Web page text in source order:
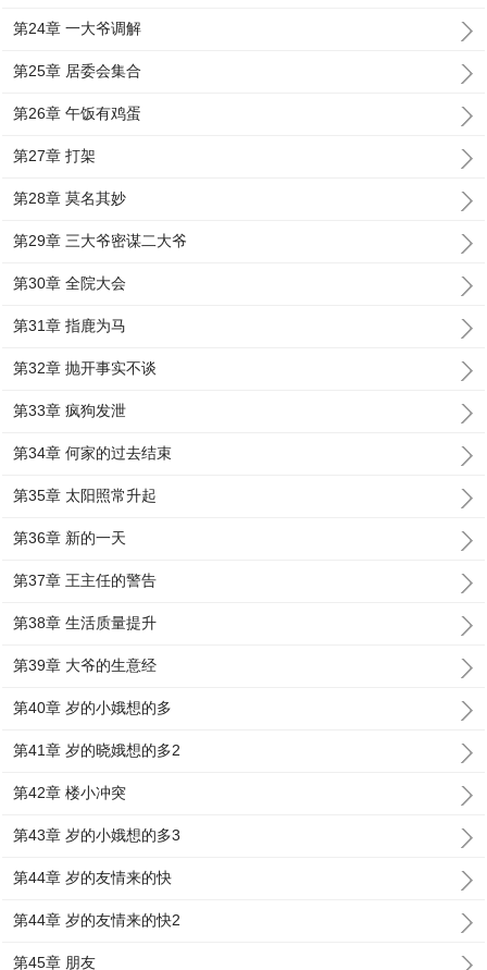
第24章 一大爷调解
第25章 居委会集合
第26章 午饭有鸡蛋
第27章 打架
第28章 莫名其妙
第29章 三大爷密谋二大爷
第30章 全院大会
第31章 指鹿为马
第32章 抛开事实不谈
第33章 疯狗发泄
第34章 何家的过去结束
第35章 太阳照常升起
第36章 新的一天
第37章 王主任的警告
第38章 生活质量提升
第39章 大爷的生意经
第40章 岁的小娥想的多
第41章 岁的晓娥想的多2
第42章 楼小冲突
第43章 岁的小娥想的多3
第44章 岁的友情来的快
第44章 岁的友情来的快2
第45章 朋友